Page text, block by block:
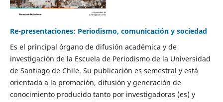
Re-presentaciones: Periodismo, comunicación y sociedad
Es el principal órgano de difusión académica y de
investigación de la Escuela de Periodismo de la Universidad
de Santiago de Chile. Su publicación es semestral y está
orientada a la promoción, difusión y generación de
conocimiento producido tanto por investigadoras (es) y